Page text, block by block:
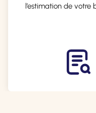
l’estimation de votre